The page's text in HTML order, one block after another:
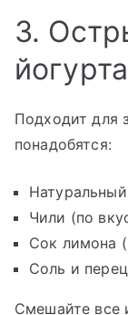
3.
йогурта
Подходит для
понадобятся:
Чили (по
Сок лимона
Соль и
Смешайте все